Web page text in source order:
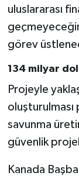
uluslararası
görev
134 milyar
Projeyle
oluşturulması
savunma
güvenlik
Kanada